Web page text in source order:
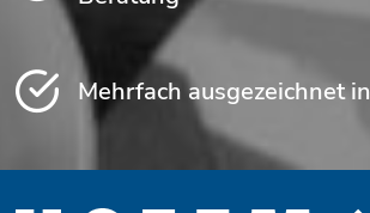
Mehrfach ausgezeichnet